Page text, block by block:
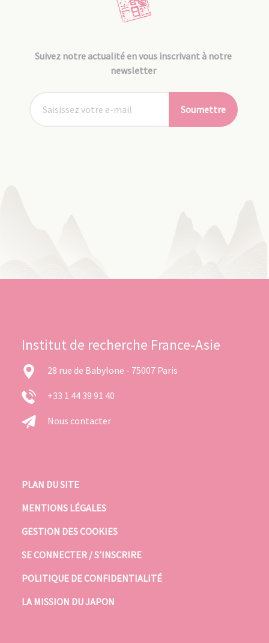
Suivez notre actualité en vous inscrivant à notre
newsletter
Soumettre
Institut de recherche France-Asie
28 rue de Babylone - 75007 Paris
+33 1 44 39 91 40
Nous contacter
PLAN DU SITE
MENTIONS LÉGALES
GESTION DES COOKIES
SE CONNECTER / S’INSCRIRE
POLITIQUE DE CONFIDENTIALITÉ
LA MISSION DU JAPON